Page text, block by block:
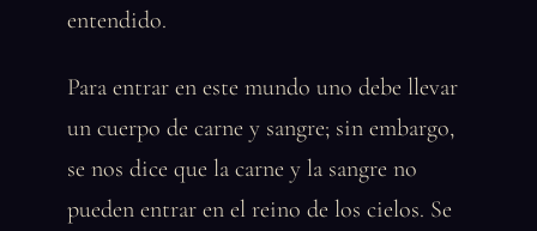
entendido.
Para entrar en este mundo uno debe llevar
un cuerpo de carne y sangre; sin embargo,
se nos dice que la carne y la sangre no
pueden entrar en el reino de los cielos. Se